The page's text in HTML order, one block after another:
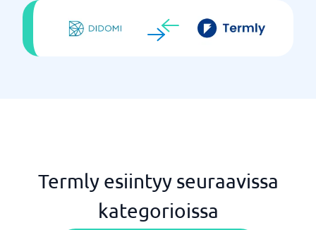
Termly esiintyy seuraavissa
kategorioissa